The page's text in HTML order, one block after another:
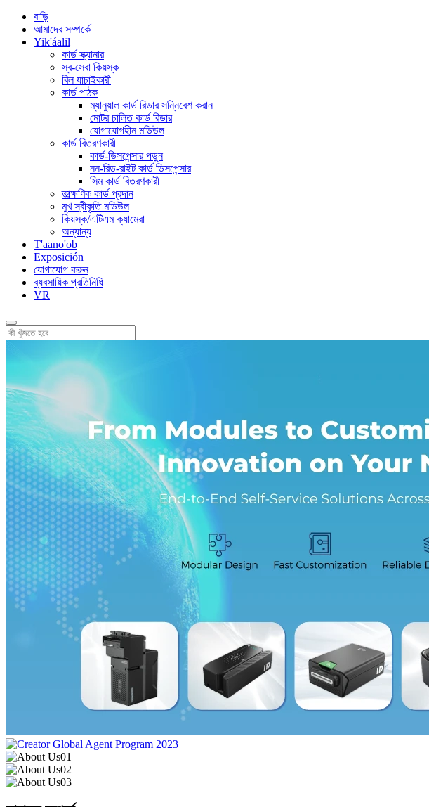
বাড়ি
আমাদের সম্পর্কে
Yik'áalil
কার্ড স্ক্যানার
স্ব-সেবা কিয়স্ক
বিল যাচাইকারী
কার্ড পাঠক
ম্যানুয়াল কার্ড রিডার সন্নিবেশ করান
মোটর চালিত কার্ড রিডার
যোগাযোগহীন মডিউল
কার্ড বিতরণকারী
কার্ড-ডিসপেন্সার পড়ুন
নন-রিড-রাইট কার্ড ডিসপেন্সার
সিম কার্ড বিতরণকারী
তাত্ক্ষণিক কার্ড প্রদান
মুখ স্বীকৃতি মডিউল
কিয়স্ক/এটিএম ক্যামেরা
অন্যান্য
T'aano'ob
Exposición
যোগাযোগ করুন
ব্যবসায়িক প্রতিনিধি
VR